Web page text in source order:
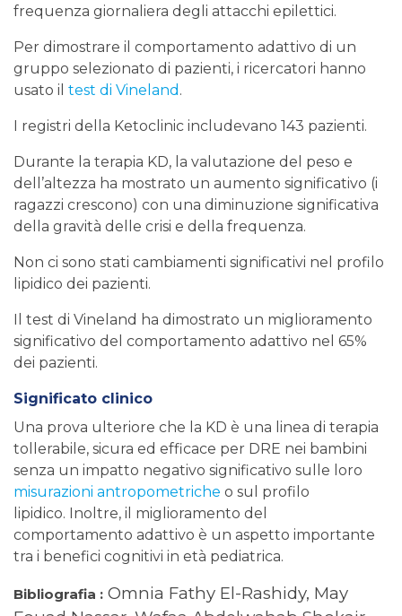
frequenza giornaliera degli attacchi epilettici.
Per dimostrare il comportamento adattivo di un
gruppo selezionato di pazienti, i ricercatori hanno
usato il test di Vineland .
I registri della Ketoclinic includevano 143 pazienti.
Durante la terapia KD, la valutazione del peso e
dell’altezza ha mostrato un aumento significativo (i
ragazzi crescono) con una diminuzione significativa
della gravità delle crisi e della frequenza.
Non ci sono stati cambiamenti significativi nel profilo
lipidico dei pazienti.
Il test di Vineland ha dimostrato un miglioramento
significativo del comportamento adattivo nel 65%
dei pazienti.
Significato clinico
Una prova ulteriore che la KD è una linea di terapia
tollerabile, sicura ed efficace per DRE nei bambini
senza un impatto negativo significativo sulle loro
misurazioni antropometriche o sul profilo
lipidico. Inoltre, il miglioramento del
comportamento adattivo è un aspetto importante
tra i benefici cognitivi in età pediatrica.
Bibliografia : Omnia Fathy El-Rashidy, May